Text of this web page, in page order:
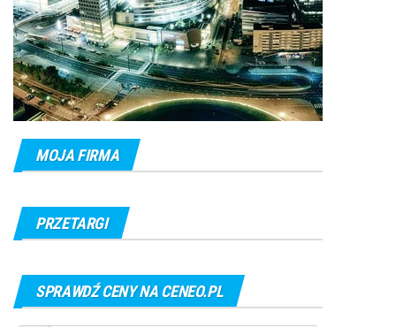
MOJA FIRMA
PRZETARGI
SPRAWDŹ CENY NA CENEO.PL